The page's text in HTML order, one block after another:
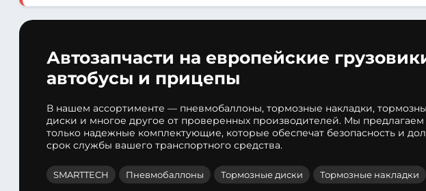
Автозапчасти на европейские
автобусы и прицепы
В нашем ассортименте — пневмобаллоны, тормозные накладки,
диски и многое другое от проверенных производителей. Мы предлагаем
только надежные комплектующие, которые обеспечат безопасность и
срок службы вашего транспортного средства.
SMARTTECH Пневмобаллоны Тормозные диски Тормозные накладки